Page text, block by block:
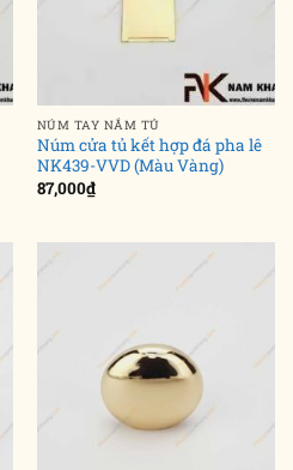
NÚM TAY NẮM TỦ
Núm cửa tủ kết hợp đá pha lê
NK439-VVD (Màu Vàng)
87,000₫